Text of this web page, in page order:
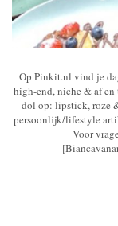
Op Pinkit.nl vind je
high-end, niche & af en
dol op: lipstick, roze
persoonlijk/lifestyle
Voor